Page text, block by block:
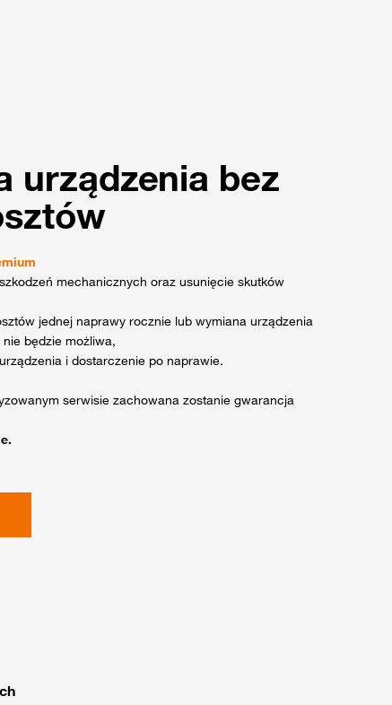
urządzenia bez
mechanicznych oraz usunięcie skutków
jednej naprawy rocznie lub wymiana urządzenia
będzie możliwa,
i dostarczenie po naprawie.
serwisie zachowana zostanie gwarancja